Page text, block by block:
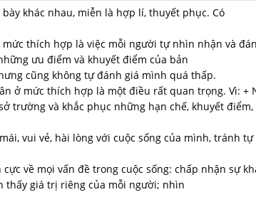
khác nhau, miễn là hợp lí, thuyết phục. Có
thích hợp là việc mỗi người tự nhìn nhận và
ưu điểm và khuyết điểm của bản
cũng không tự đánh giá mình quá thấp.
ở mức thích hợp là một điều rất quan trọng. Vì: +
trường và khắc phục những hạn chế, khuyết điểm,
vui vẻ, hài lòng với cuộc sống của mình, tránh tự
về mọi vấn đề trong cuộc sống: chấp nhận sự
thấy giá trị riêng của mỗi người; nhìn